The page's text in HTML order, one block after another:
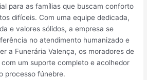
para as famílias que buscam conforto
difíceis. Com uma equipe dedicada,
e valores sólidos, a empresa se
no atendimento humanizado e
a Funerária Valença, os moradores de
um suporte completo e acolhedor
processo fúnebre.